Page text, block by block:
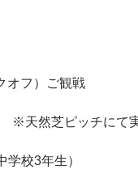
オフ）ご観戦
然芝ピッチにて
校3年生）